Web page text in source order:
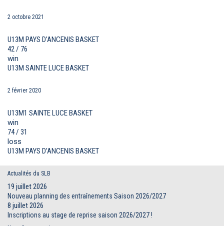
2 octobre 2021
U13M PAYS D’ANCENIS BASKET
42 / 76
win
U13M SAINTE LUCE BASKET
2 février 2020
U13M1 SAINTE LUCE BASKET
win
74 / 31
loss
U13M PAYS D’ANCENIS BASKET
Actualités du SLB
19 juillet 2026
Nouveau planning des entraînements Saison 2026/2027
8 juillet 2026
Inscriptions au stage de reprise saison 2026/2027 !